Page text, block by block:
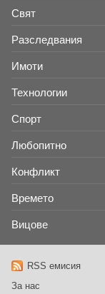
Свят
Разследвания
Имоти
Технологии
Спорт
Любопитно
Конфликт
Времето
Вицове
RSS емисия
За нас